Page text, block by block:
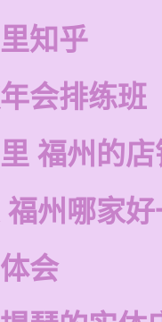
知乎
会排练班
福州的
福州哪家
会